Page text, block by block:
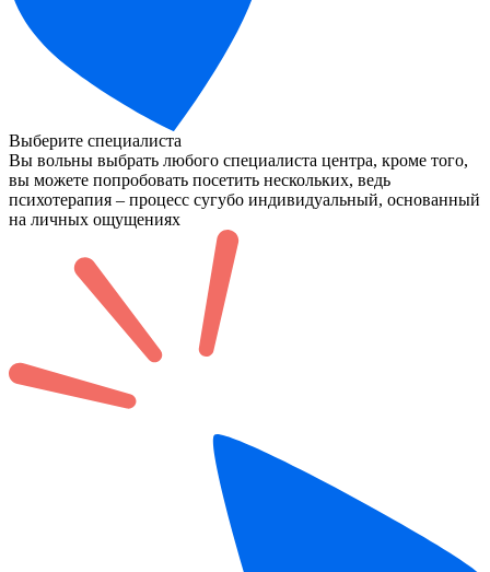
Выберите специалиста
Вы вольны выбрать любого специалиста центра, кроме того,
вы можете попробовать посетить нескольких, ведь
психотерапия – процесс сугубо индивидуальный, основанный
на личных ощущениях